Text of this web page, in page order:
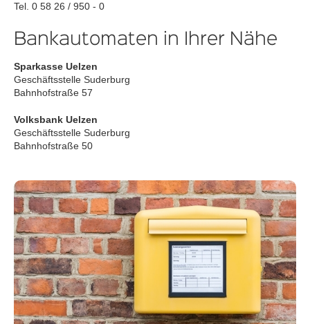
Tel. 0 58 26 / 950 - 0
Bankautomaten in Ihrer Nähe
Sparkasse Uelzen
Geschäftsstelle Suderburg
Bahnhofstraße 57
Volksbank Uelzen
Geschäftsstelle Suderburg
Bahnhofstraße 50